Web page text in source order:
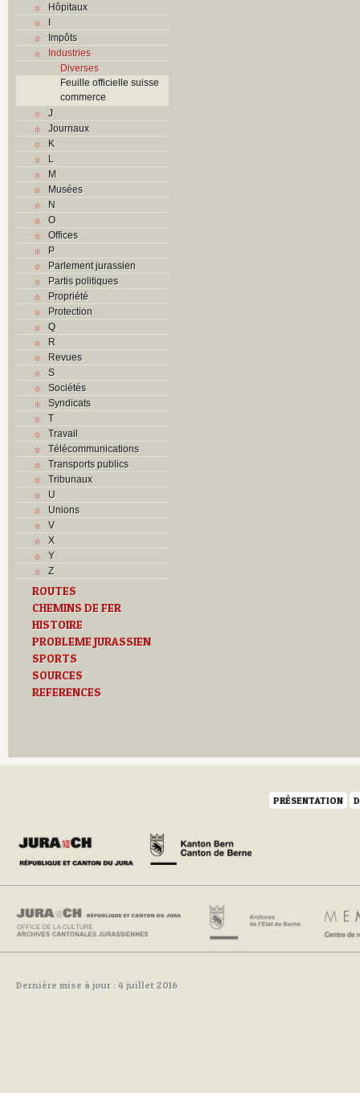
Hôpitaux
I
Impôts
Industries
Diverses
Feuille officielle suisse
commerce
J
Journaux
K
L
M
Musées
N
O
Offices
P
Parlement jurassien
Partis politiques
Propriété
Protection
Q
R
Revues
S
Sociétés
Syndicats
T
Travail
Télécommunications
Transports publics
Tribunaux
U
Unions
V
X
Y
Z
ROUTES
CHEMINS DE FER
HISTOIRE
PROBLEME JURASSIEN
SPORTS
SOURCES
REFERENCES
PRÉSENTATION
Dernière mise à jour : 4 juillet 2016